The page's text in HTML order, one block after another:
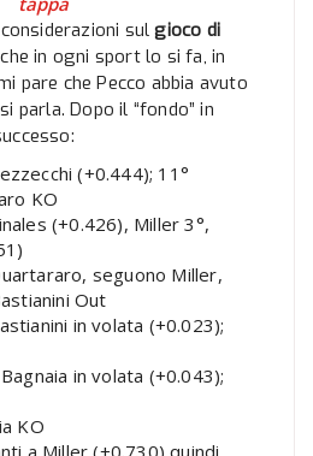
sulgioco di
in ogni sport lo si fa, in
pare che Pecco abbia avuto
parla. Dopo il “fondo” in
(+0.444); 11°
KO
(+0.426), Miller 3°,
seguono Miller,
Out
in volata (+0.023);
in volata (+0.043);
KO